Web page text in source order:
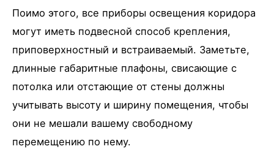
Поимо этого, все приборы освещения коридора
могут иметь подвесной способ крепления,
приповерхностный и встраиваемый. Заметьте,
длинные габаритные плафоны, свисающие с
потолка или отстающие от стены должны
учитывать высоту и ширину помещения, чтобы
они не мешали вашему свободному
перемещению по нему.